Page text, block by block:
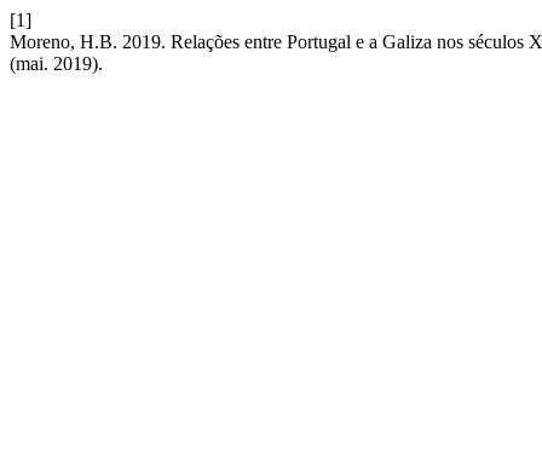
[1]
Moreno, H.B. 2019. Relações entre Portugal e a Galiza nos
(mai. 2019).